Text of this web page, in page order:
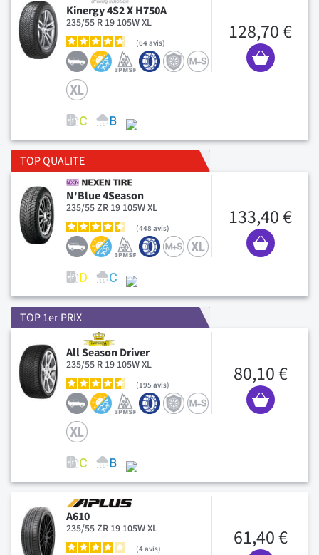
Kinergy 4S2 X H750A
235/55 R 19 105W XL
64avis 128,70 €
TOP QUALITE
N'Blue 4Season
235/55 ZR 19 105W XL
448 avis 133,40 €
TOP 1er PRIX
All Season Driver
235/55 R 19 105W XL
195 avis 80,10 €
A610
235/55 ZR 19 105W XL
4avis 61,40 €